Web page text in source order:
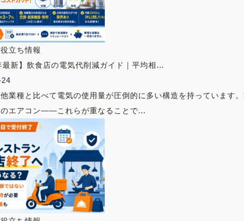
立ち情報
最新】飲食店の電気代削減ガイド｜平均相…
業種と比べて電気の使用量が圧倒的に多い構造を持っています
のエアコン——これらが重なることで...